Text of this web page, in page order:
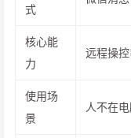
式
核心能
力
远程操
使用场
景
人不在